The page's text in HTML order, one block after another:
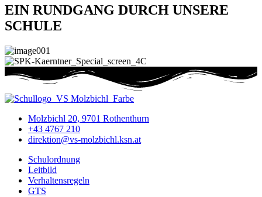
EIN RUNDGANG DURCH UNSERE
SCHULE
Molzbichl 20, 9701 Rothenthurn
+43 4767 210
direktion@vs-molzbichl.ksn.at
Schulordnung
Leitbild
Verhaltensregeln
GTS